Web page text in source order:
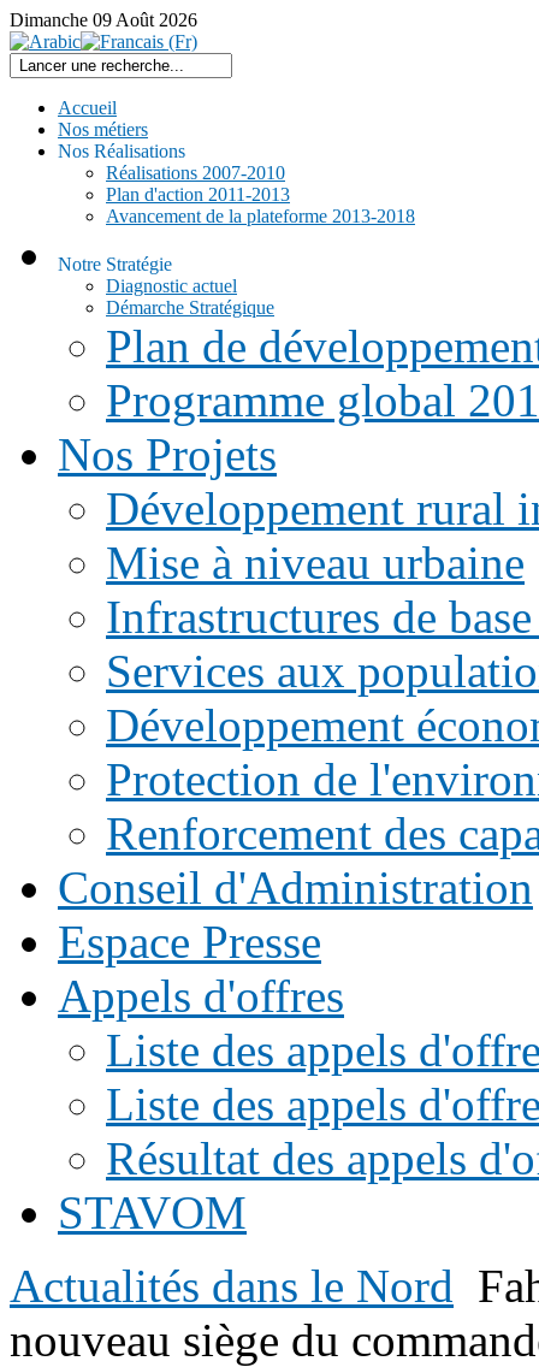
Dimanche 09 Août 2026
Accueil
Nos métiers
Nos Réalisations
Réalisations 2007-2010
Plan d'action 2011-2013
Avancement de la plateforme 2013-2018
Notre Stratégie
Diagnostic actuel
Démarche Stratégique
Plan de
Programme global
Nos Projets
Développement rural
Mise à niveau urbaine
Infrastructures de
Services aux
Développement
Protection de
Renforcement des
Conseil d'Administration
Espace Presse
Appels d'offres
Liste des appels
Liste des appels
Résultat des appels
STAVOM
Actualités dans le Nord
nouveau siège du